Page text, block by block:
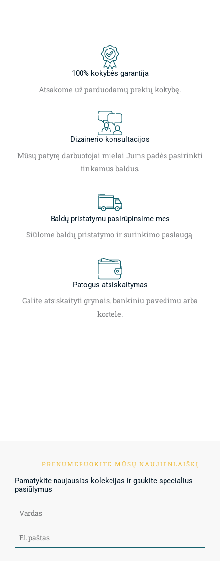
100% kokybės garantija
Atsakome už parduodamų prekių kokybę.
Dizainerio konsultacijos
Mūsų patyrę darbuotojai mielai Jums padės pasirinkti
tinkamus baldus.
Baldų pristatymu pasirūpinsime mes
Siūlome baldų pristatymo ir surinkimo paslaugą.
Patogus atsiskaitymas
Galite atsiskaityti grynais, bankiniu pavedimu arba
kortele.
PRENUMERUOKITE MŪSŲ NAUJIENLAIŠKĮ
Pamatykite naujausias kolekcijas ir gaukite specialius
pasiūlymus